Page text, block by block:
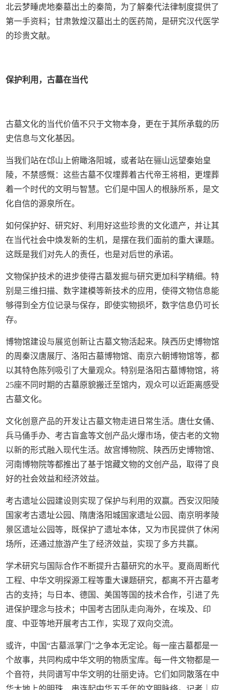
北云梦睡虎地秦墓出土的秦简，为了解秦代法律制度提供了
第一手资料；甘肃敦煌汉墓出土的医药简，是研究汉代医学
的珍贵文献。
保护利用，古墓在当代
古墓文化的当代价值不只于文物本身，更在于其所承载的历
史信息与文化基因。
当我们站在邙山上俯瞰洛阳城，或者站在骊山远望秦始皇
陵，不禁感慨：这些古墓不仅埋葬着古代帝王将相，更埋葬
着一个时代的文明与智慧。它们是中国人的根脉所系，是文
化自信的源泉所在。
如何保护好、研究好、利用好这些珍贵的文化遗产，并让其
在当代社会中焕发新的生机，是摆在我们面前的重大课题。
这既是我们对先人的责任，也是对后世的承诺。
文物保护技术的进步使得古墓发掘与研究更加科学精细。特
别是三维扫描、数字建模等新技术的应用，使得文物信息能
够得到全方位记录与保存，即使实物损坏，数字信息仍可长
存。
博物馆建设与展览创新让古墓文物活起来。陕西历史博物馆
的周秦汉唐展厅、洛阳古墓博物馆、南京六朝博物馆等，都
以其特色陈列吸引了大量观众。特别是洛阳古墓博物馆，将
25座不同时期的古墓原貌搬迁至馆内，观众可以近距离感受
古墓文化。
文化创意产品的开发让古墓文物走进日常生活。唐仕女俑、
兵马俑手办、考古盲盒等文创产品火爆市场，使古老的文物
以新的形式融入现代生活。故宫博物院、陕西历史博物馆、
河南博物院等都推出了基于馆藏文物的文创产品，取得了良
好的社会效益和经济效益。
考古遗址公园建设则实现了保护与利用的双赢。西安汉阳陵
国家考古遗址公园、隋唐洛阳城国家遗址公园、南京明孝陵
景区遗址公园等，既保护了遗址本体，又为市民提供了休闲
场所，还通过旅游产生了经济效益，实现了多方共赢。
学术研究与国际合作不断提升古墓研究的水平。夏商周断代
工程、中华文明探源工程等重大课题研究，都离不开古墓考
古的支持；与日本、德国、美国等国的技术合作，引进了先
进保护理念与技术；中国考古团队走向海外，在埃及、印
度、中亚等地开展考古工作，实现了双向交流。
或许，中国“古墓派掌门”之争本无定论。每一座古墓都是一
个故事，共同构成中华文明的物质宝库。每一件文物都是一
个音符，共同谱写中华文明的壮丽史诗。它们如同散落在中